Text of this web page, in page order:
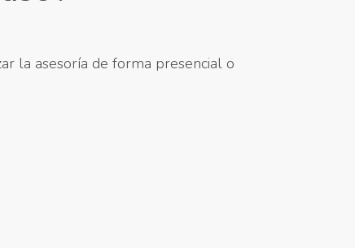
la asesoría de forma presencial o